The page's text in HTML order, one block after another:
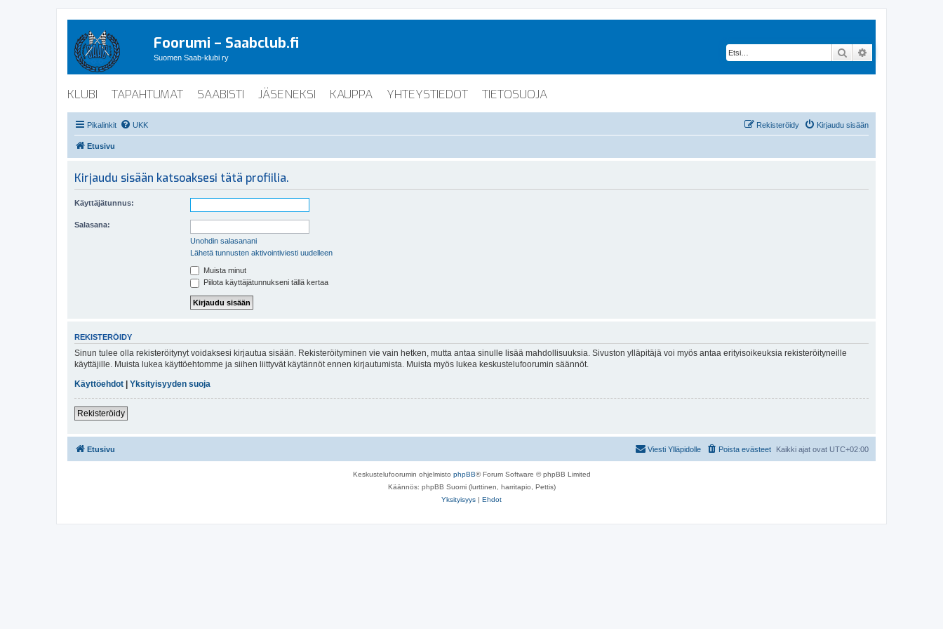
Foorumi – Saabclub.fi
Suomen Saab-klubi ry Etsi
KLUBI TAPAHTUMAT SAABISTI JÄSENEKSI KAUPPA YHTEYSTIEDOT TIETOSUOJA
Pikalinkit UKK Kirjaudu sisään
Rekisteröidy
Etusivu
Kirjaudu sisään katsoaksesi tätä profiilia.
Käyttäjätunnus:
Salasana:
Unohdin salasanani
Lähetä tunnusten aktivointiviesti uudelleen
Muista minut
Piilota käyttäjätunnukseni tällä kertaa
REKISTERÖIDY
Sinun tulee olla rekisteröitynyt voidaksesi kirjautua sisään. Rekisteröityminen vie vain hetken, mutta antaa sinulle lisää mahdollisuuksia. Sivuston ylläpitäjä voi myös antaa erityisoikeuksia rekisteröityneille
käyttäjille. Muista lukea käyttöehtomme ja siihen liittyvät käytännöt ennen kirjautumista. Muista myös lukea keskustelufoorumin säännöt.
Käyttöehdot
Yksityisyyden suoja
Rekisteröidy
Etusivu Kaikki ajat ovat UTC+02:00
Poista evästeet
Viesti Ylläpidolle
Keskustelufoorumin ohjelmisto phpBB® Forum Software © phpBB Limited
Käännös: phpBB Suomi (lurttinen, harritapio, Pettis)
Yksityisyys | Ehdot